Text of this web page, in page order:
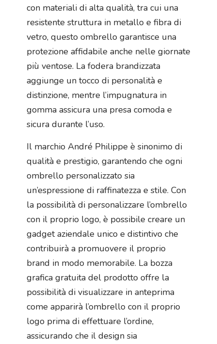
con materiali di alta qualità, tra cui una
resistente struttura in metallo e fibra di
vetro, questo ombrello garantisce una
protezione affidabile anche nelle giornate
più ventose. La fodera brandizzata
aggiunge un tocco di personalità e
distinzione, mentre l’impugnatura in
gomma assicura una presa comoda e
sicura durante l’uso.
Il marchio André Philippe è sinonimo di
qualità e prestigio, garantendo che ogni
ombrello personalizzato sia
un’espressione di raffinatezza e stile. Con
la possibilità di personalizzare l’ombrello
con il proprio logo, è possibile creare un
gadget aziendale unico e distintivo che
contribuirà a promuovere il proprio
brand in modo memorabile. La bozza
grafica gratuita del prodotto offre la
possibilità di visualizzare in anteprima
come apparirà l’ombrello con il proprio
logo prima di effettuare l’ordine,
assicurando che il design sia